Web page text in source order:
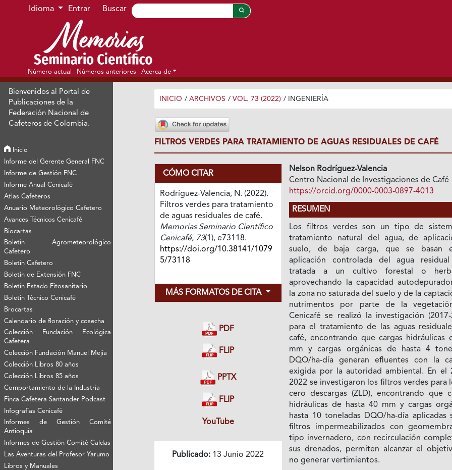
Ir al menú de navegación principal
Ir al contenido principal
Ir al pie de página del sitio
Idioma Entrar Buscar
Número actual Números anteriores Acerca de
Bienvenidos al Portal de
Publicaciones de la
Federación Nacional de
Cafeteros de Colombia.
Inicio
Informe del Gerente General FNC
Informe de Gestión FNC
Informe Anual Cenicafé
Atlas Cafeteros
Anuario Meteorológico Cafetero
Avances Técnicos Cenicafé
Biocartas
Boletín Agrometeorológico
Cafetero
Boletín Cafetero
Boletín de Extensión FNC
Boletín Estado Fitosanitario
Boletín Técnico Cenicafé
Brocartas
Calendario de floración y cosecha
Colección Fundación Ecológica
Cafetera
Colección Fundación Manuel Mejía
Colección Libros 80 años
Colección Libros 85 años
Comportamiento de la Industria
Finca Cafetera Santander Podcast
Infografías Cenicafé
Informes de Gestión Comité
Antioquía
Informes de Gestión Comité Caldas
Las Aventuras del Profesor Yarumo
Libros y Manuales
INICIO / ARCHIVOS / VOL. 73 (2022) / INGENIERÍA
FILTROS VERDES PARA TRATAMIENTO DE AGUAS RESIDUALES DE CAFÉ
CÓMO CITAR
Rodríguez-Valencia, N. (2022).
Filtros verdes para tratamiento
de aguas residuales de café.
Memorias Seminario Científico
Cenicafé, 73(1), e73118.
https://doi.org/10.38141/1079
5/73118
MÁS FORMATOS DE CITA
PDF
FLIP
PPTX
FLIP
YouTube
Publicado: 13 Junio 2022
Nelson Rodríguez-Valencia
Centro Nacional de Investigaciones de Café
https://orcid.org/0000-0003-0897-4013
RESUMEN
Los filtros verdes son un tipo de
tratamiento natural del agua, de
suelo, de baja carga, que se basan
aplicación controlada del agua
tratada a un cultivo forestal o
aprovechando la capacidad
la zona no saturada del suelo y de la
nutrimentos por parte de la
Cenicafé se realizó la investigación (2017-
para el tratamiento de las aguas
café, encontrando que cargas hidráulicas
mm y cargas orgánicas de hasta 4
DQO/ha-día generan efluentes con la
exigida por la autoridad ambiental. En el
2022 se investigaron los filtros verdes para
cero descargas (ZLD), encontrando que
hidráulicas de hasta 40 mm y cargas
hasta 10 toneladas DQO/ha-día aplicadas
filtros impermeabilizados con
tipo invernadero, con recirculación
sus drenados, permiten alcanzar el
no generar vertimientos.